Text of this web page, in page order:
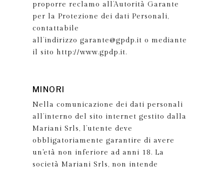
proporre reclamo all’Autorità Garante
per la Protezione dei dati Personali,
contattabile
all’indirizzo garante@gpdp.it o mediante
il sito http://www.gpdp.it.
MINORI
Nella comunicazione dei dati personali
all’interno del sito internet gestito dalla
Mariani Srls, l’utente deve
obbligatoriamente garantire di avere
un'età non inferiore ad anni 18. La
società Mariani Srls, non intende